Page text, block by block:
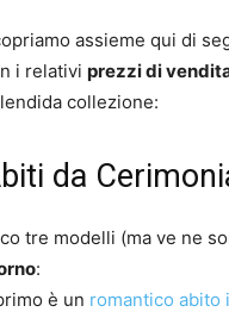
assieme qui di
i relativi prezzi di
collezione:
da
tre modelli (ma ve ne
:
è un romantico abito